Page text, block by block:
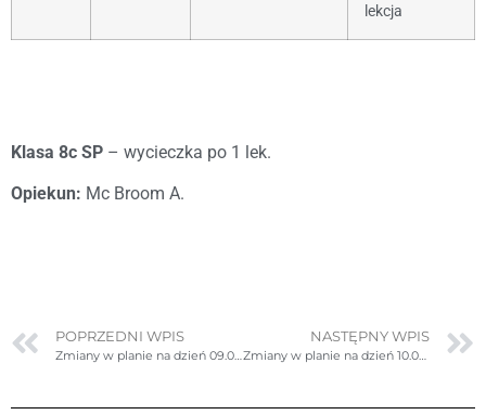
lekcja
Klasa 8c SP – wycieczka po 1 lek.
Opiekun: Mc Broom A.
POPRZEDNI WPIS NASTĘPNY WPIS
Zmiany w planie na dzień 10.02.2026r. (wtorek)